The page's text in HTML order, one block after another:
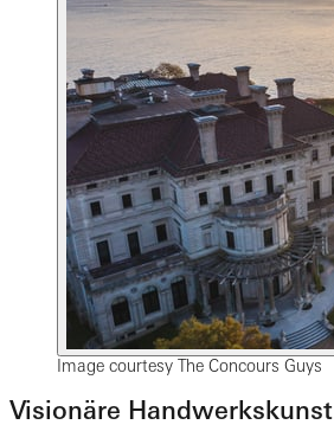
Image courtesy The Concours Guys
Visionäre Handwerkskunst